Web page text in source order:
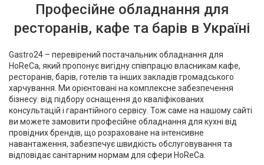
Професійне обладнання для
ресторанів, кафе та барів в Україні
Gastro24 – перевірений постачальник обладнання для
HoReCa, який пропонує вигідну співпрацю власникам кафе,
ресторанів, барів, готелів та інших закладів громадського
харчування. Ми орієнтовані на комплексне забезпечення
бізнесу: від підбору оснащення до кваліфікованих
консультацій і гарантійного сервісу. Тож саме на нашому сайті
ви можете замовити професійне обладнання для кухні від
провідних брендів, що розраховане на інтенсивне
навантаження, забезпечує швидкість обслуговування та
відповідає санітарним нормам для сфери HoReCa.